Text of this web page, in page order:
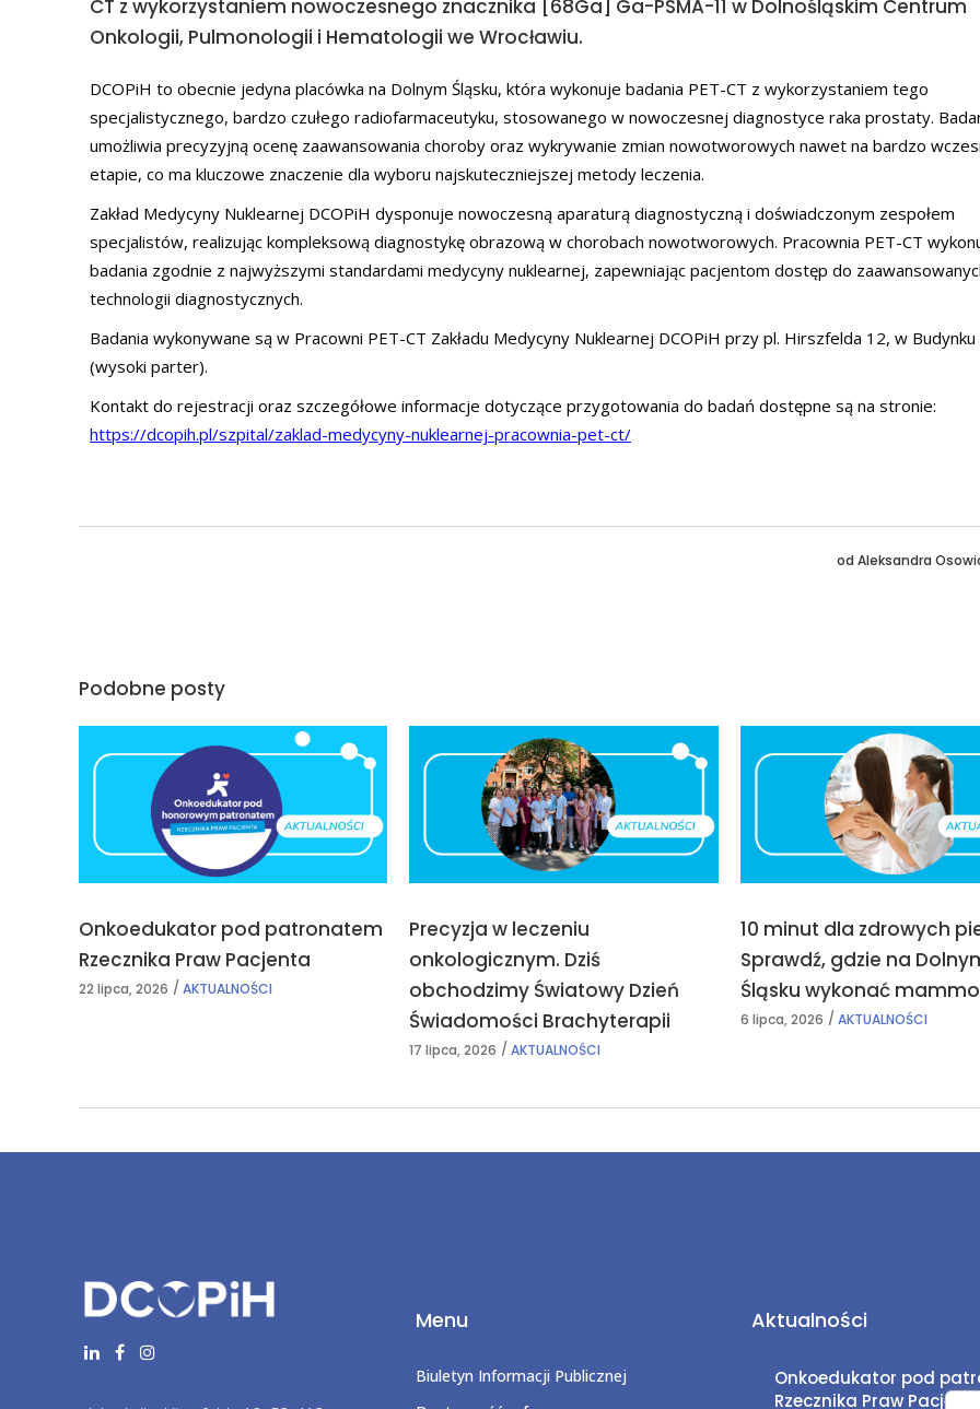
CT z wykorzystaniem nowoczesnego znacznika [68Ga] Ga-PSMA-11 w Dolnośląskim Centrum
Onkologii, Pulmonologii i Hematologii we Wrocławiu.
DCOPiH to obecnie jedyna placówka na Dolnym Śląsku, która wykonuje badania PET-CT z wykorzystaniem tego
specjalistycznego, bardzo czułego radiofarmaceutyku, stosowanego w nowoczesnej diagnostyce raka prostaty.
umożliwia precyzyjną ocenę zaawansowania choroby oraz wykrywanie zmian nowotworowych nawet na bardzo
etapie, co ma kluczowe znaczenie dla wyboru najskuteczniejszej metody leczenia.
Zakład Medycyny Nuklearnej DCOPiH dysponuje nowoczesną aparaturą diagnostyczną i doświadczonym zespołem
specjalistów, realizując kompleksową diagnostykę obrazową w chorobach nowotworowych. Pracownia PET-CT
badania zgodnie z najwyższymi standardami medycyny nuklearnej, zapewniając pacjentom dostęp do
technologii diagnostycznych.
Badania wykonywane są w Pracowni PET-CT Zakładu Medycyny Nuklearnej DCOPiH przy pl. Hirszfelda 12, w Budynku
(wysoki parter).
Kontakt do rejestracji oraz szczegółowe informacje dotyczące przygotowania do badań dostępne są na stronie:
https://dcopih.pl/szpital/zaklad-medycyny-nuklearnej-pracownia-pet-ct/
od Aleksandra
Podobne posty
Onkoedukator pod patronatem
Rzecznika Praw Pacjenta
22 lipca, 2026 AKTUALNOŚCI
Precyzja w leczeniu
onkologicznym. Dziś
obchodzimy Światowy Dzień
Świadomości Brachyterapii
17 lipca, 2026 AKTUALNOŚCI
10 minut dla zdrowych
Sprawdź, gdzie na
Śląsku wykonać
6 lipca, 2026 AKTUALNOŚCI
Menu
Biuletyn Informacji Publicznej
Aktualności
Onkoedukator pod
Rzecznika Praw